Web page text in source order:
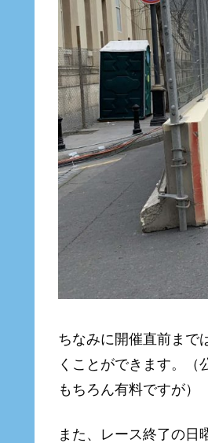
ちなみに開催直前まで
くことができます。（
もちろん有料ですが）
また、レース終了の日